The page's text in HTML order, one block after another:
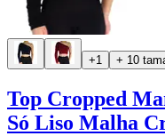
+1 + 10
Top Cropped
Só Liso Malha